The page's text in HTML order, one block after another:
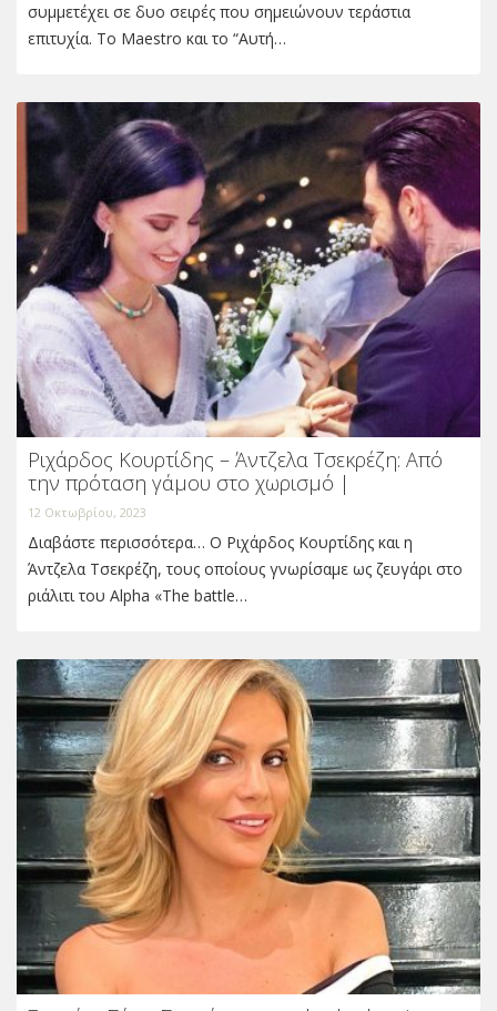
συμμετέχει σε δυο σειρές που σημειώνουν τεράστια
επιτυχία. Το Maestro και το “Αυτή…
Ριχάρδος Κουρτίδης – Άντζελα Τσεκρέζη: Από
την πρόταση γάμου στο χωρισμό |
12 Οκτωβρίου, 2023
Διαβάστε περισσότερα… Ο Ριχάρδος Κουρτίδης και η
Άντζελα Τσεκρέζη, τους οποίους γνωρίσαμε ως ζευγάρι στο
ριάλιτι του Alpha «The battle…